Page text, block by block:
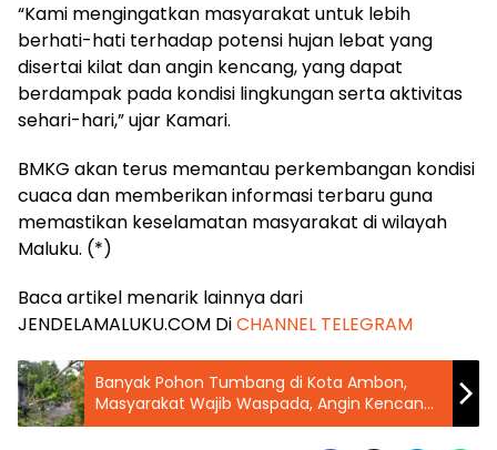
“Kami mengingatkan masyarakat untuk lebih
berhati-hati terhadap potensi hujan lebat yang
disertai kilat dan angin kencang, yang dapat
berdampak pada kondisi lingkungan serta aktivitas
sehari-hari,” ujar Kamari.
BMKG akan terus memantau perkembangan kondisi
cuaca dan memberikan informasi terbaru guna
memastikan keselamatan masyarakat di wilayah
Maluku. (*)
Baca artikel menarik lainnya dari
JENDELAMALUKU.COM DiCHANNEL TELEGRAM
Banyak Pohon Tumbang di Kota Ambon,
Masyarakat Wajib Waspada, Angin Kencang
Masih Terjadi